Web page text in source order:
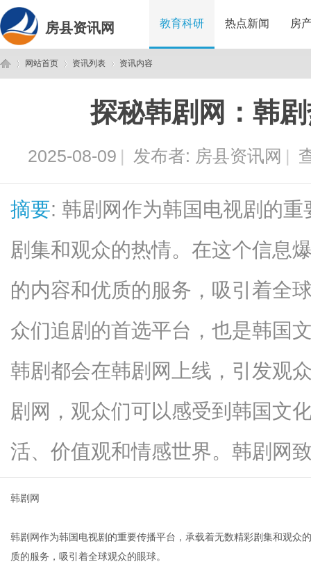
房县资讯网 教育科研 热点新闻 房
网站首页 资讯列表
›
资讯内容
探秘韩剧网：韩
2025-08-09 | 发布者: 房县资讯网 |
摘要: 韩剧网作为韩国电视剧的
剧集和观众的热情。在这个信息
的内容和优质的服务，吸引着全
众们追剧的首选平台，也是韩国
韩剧都会在韩剧网上线，引发观
剧网，观众们可以感受到韩国文
活、价值观和情感世界。韩剧网
韩剧网
韩剧网作为韩国电视剧的重要传播平台，承载着无数精彩剧集和观众
质的服务，吸引着全球观众的眼球。